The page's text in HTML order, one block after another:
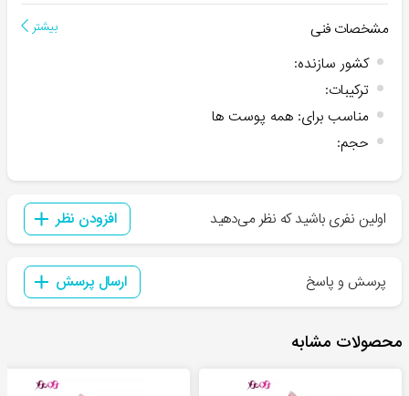
مشخصات فنی بیشتر
کشور سازنده:
ترکیبات:
مناسب برای: همه پوست ها
حجم:
اولین نفری باشید که نظر می‌دهید افزودن نظر
پرسش و پاسخ ارسال پرسش
محصولات مشابه